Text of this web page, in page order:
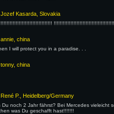
Jozef Kasarda, Slovakia
annie, china
I will protect you in a paradise. . .
tonny, china
René P., Heidelberg/Germany
Du noch 2 Jahr fährst? Bei Mercedes
was Du geschafft hast!!!!!!!